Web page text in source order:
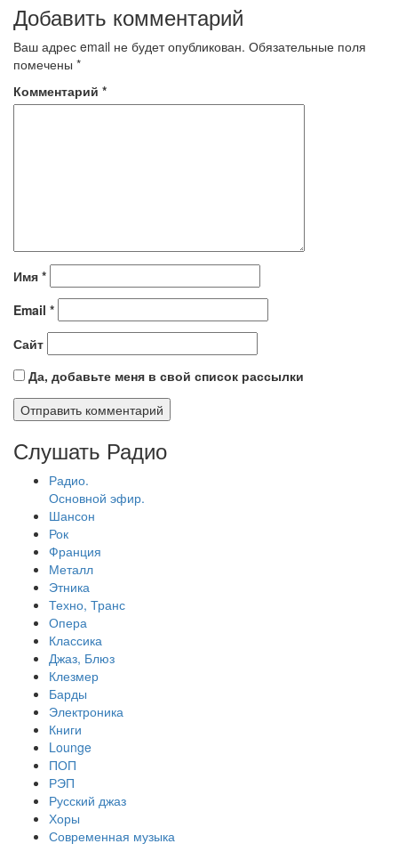
Добавить комментарий
Ваш адрес email не будет опубликован. Обязательные поля
помечены *
Комментарий *
Имя *
Email *
Сайт
Да, добавьте меня в свой список рассылки
Слушать Радио
Радио.
Основной эфир.
Шансон
Рок
Франция
Металл
Этника
Техно, Транс
Опера
Классика
Джаз, Блюз
Клезмер
Барды
Электроника
Книги
Lounge
ПОП
РЭП
Русский джаз
Хоры
Современная музыка